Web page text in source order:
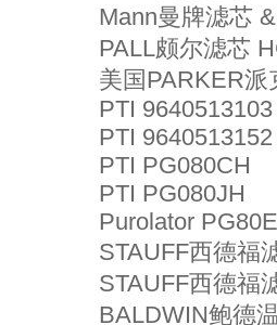
Mann曼牌滤芯
PALL颇尔滤芯
美国PARKER
PTI 9640513103
PTI 9640513152
PTI PG080CH
PTI PG080JH
Purolator
STAUFF西德福
STAUFF西德福
BALDWIN鲍德